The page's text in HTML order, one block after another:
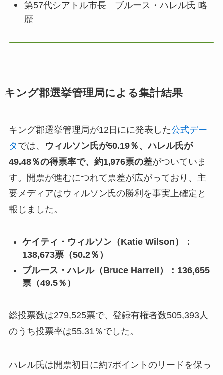
第57代シアトル市長 ブルース・ハレル氏 略
歴
キング郡選挙管理局による集計結果
キング郡選挙管理局が12日にに発表した公式デー
タ では、
ウィルソン氏が50.19％、ハレル氏が
49.48％の得票率で、約1,976票の差がついていま
す。開票が進むにつれて票差が広がっており、主
要メディアはウィルソン氏の勝利を事実上確定と
報じました。
ケイティ・ウィルソン（Katie Wilson）：
138,673票（50.2％）
ブルース・ハレル（Bruce Harrell）：136,655
票（49.5％）
総投票数は279,525票で、登録有権者数505,393人
のうち投票率は55.31％でした。
ハレル氏は開票初日に約7ポイントのリードを保っ